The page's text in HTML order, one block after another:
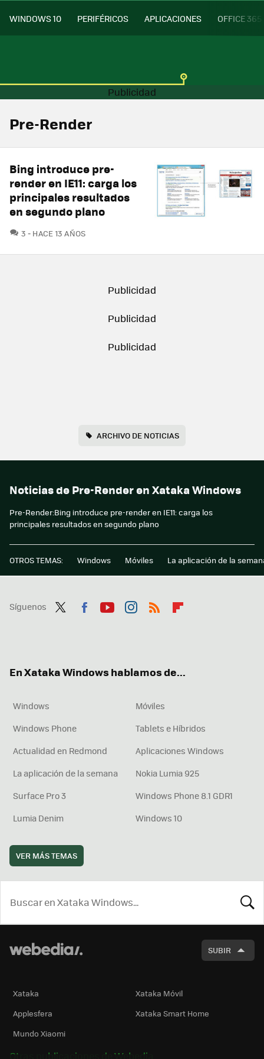
WINDOWS 10 PERIFÉRICOS APLICACIONES OFFICE 365
Pre-Render
Bing introduce pre-
render en IE11: carga los
principales resultados
en segundo plano
3 COMENTARIOS
HACE 13 AÑOS
ARCHIVO DE NOTICIAS
Noticias de Pre-Render en Xataka Windows
Pre-Render:Bing introduce pre-render en IE11: carga los
principales resultados en segundo plano
OTROS TEMAS: Windows Móviles La aplicación de la
Síguenos
En Xataka Windows hablamos de...
Windows
Móviles
Windows Phone
Tablets e Híbridos
Actualidad en Redmond
Aplicaciones Windows
La aplicación de la semana
Nokia Lumia 925
Surface Pro 3
Windows Phone 8.1 GDR1
Lumia Denim
Windows 10
VER MÁS TEMAS
SUBIR
Xataka
Xataka Móvil
Applesfera
Xataka Smart Home
Mundo Xiaomi
Otras publicaciones de Webedia